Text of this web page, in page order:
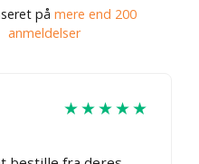
på mere end 200
anmeldelser
★★★★★